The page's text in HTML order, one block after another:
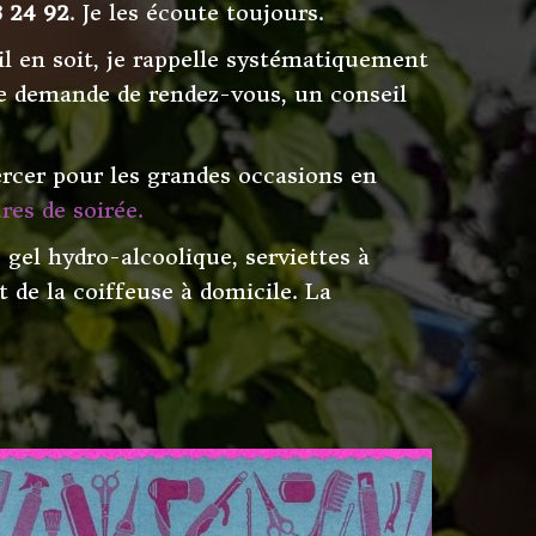
24 92. Je les écoute toujours.
en soit, je rappelle systématiquement
de rendez-vous, un conseil
pour les grandes occasions en
de soirée.
gel hydro-alcoolique, serviettes à
de la coiffeuse à domicile. La